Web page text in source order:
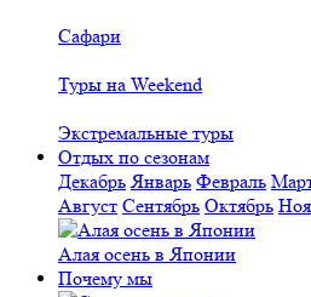
Сафари
Туры на Weekend
Экстремальные туры
Отдых по сезонам
Декабрь Январь Февраль
Август Сентябрь Октябрь
Алая осень в Японии
Почему мы